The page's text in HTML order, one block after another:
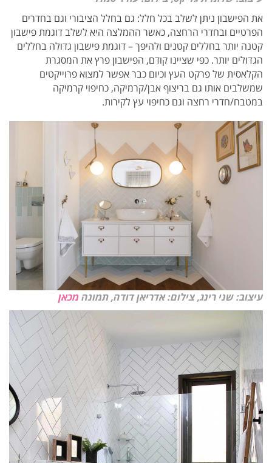
את הפישבון ניתן לשלב בכל חלל: גם בחלל הציבורי וגם בחדרים
הפרטיים ובחדרי הרחצה, כאשר ההמלצה היא לשלב דוגמת פישבון
קטנה יותר בחללים קטנים ולהיפך – דוגמת פישבון גדולה בחללים
הגדולים יותר. כפי שציינו קודם, הפישבון פרץ את המסגרת
הקלאסית של פרקט העץ וכיום כבר אפשר למצוא פרוייקטים
שמשלבים אותו גם בריצוף אבן/קרמיקה, כחיפוי קרמיקה
במטבח/חדרי רחצה וגם כחיפוי עץ לקירות.
עיצוב: שני רינג, צילום: אדריאן דודה, תמונהמכאן